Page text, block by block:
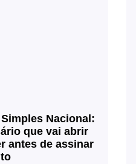
Nacional:
que vai abrir
antes de assinar